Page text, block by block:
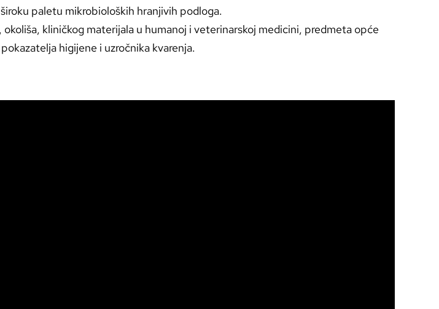
paletu mikrobioloških hranjivih podloga.
kliničkog materijala u humanoj i veterinarskoj medicini, predmeta opće
higijene i uzročnika kvarenja.